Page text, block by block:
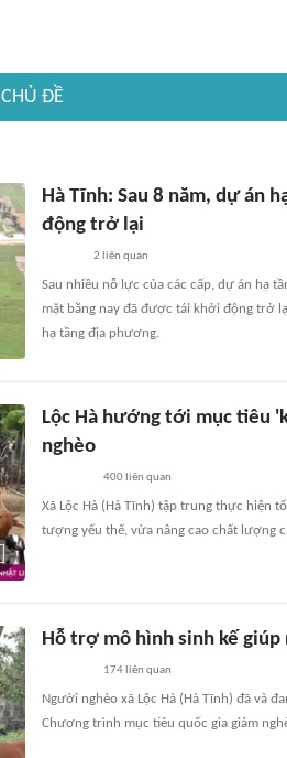
CHỦ ĐỀ
Hà Tĩnh: Sau 8 năm, dự án
động trở lại
2 liên quan
Sau nhiều nỗ lực của các cấp, dự án hạ
mặt bằng nay đã được tái khởi động trở
hạ tầng địa phương.
Lộc Hà hướng tới mục tiêu
nghèo
400liên quan
Xã Lộc Hà (Hà Tĩnh) tập trung thực hiện
tượng yếu thế, vừa nâng cao chất lượng
Hỗ trợ mô hình sinh kế
174liên quan
Người nghèo xã Lộc Hà (Hà Tĩnh) đã và
Chương trình mục tiêu quốc gia giảm